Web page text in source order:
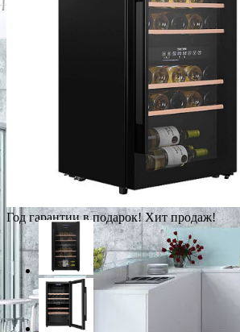
Год гарантии в подарок!Хит продаж!